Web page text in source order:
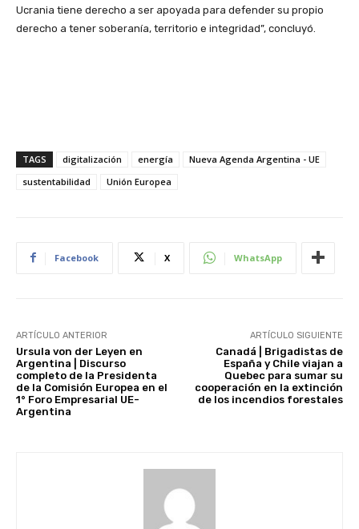
Ucrania tiene derecho a ser apoyada para defender su propio
derecho a tener soberanía, territorio e integridad”, concluyó.
TAGS digitalización energía
Nueva Agenda Argentina - UE
sustentabilidad
Unión Europea
Facebook X WhatsApp
ARTÍCULO ANTERIOR
Ursula von der Leyen en
Argentina | Discurso
completo de la Presidenta
de la Comisión Europea en el
1° Foro Empresarial UE-
Argentina
ARTÍCULO SIGUIENTE
Canadá | Brigadistas de
España y Chile viajan a
Quebec para sumar su
cooperación en la extinción
de los incendios forestales